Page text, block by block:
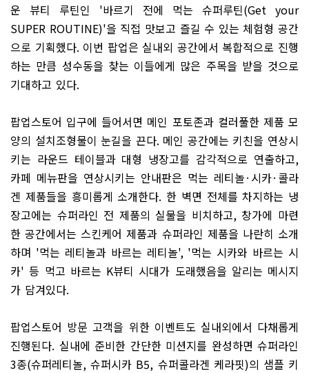
운 뷰티 루틴인 '바르기 전에 먹는 슈퍼루틴(Get your
SUPER ROUTINE)'을 직접 맛보고 즐길 수 있는 체험형 공간
으로 기획했다. 이번 팝업은 실내외 공간에서 복합적으로 진행
하는 만큼 성수동을 찾는 이들에게 많은 주목을 받을 것으로
기대하고 있다.
팝업스토어 입구에 들어서면 메인 포토존과 컬러풀한 제품 모
양의 설치조형물이 눈길을 끈다. 메인 공간에는 키친을 연상시
키는 라운드 테이블과 대형 냉장고를 감각적으로 연출하고,
카페 메뉴판을 연상시키는 안내판은 먹는 레티놀· 시카· 콜라
겐 제품들을 흥미롭게 소개한다. 한 벽면 전체를 차지하는 냉
장고에는 슈퍼라인 전 제품의 실물을 비치하고, 창가에 마련
한 공간에서는 스킨케어 제품과 슈퍼라인 제품을 나란히 소개
하며 '먹는 레티놀과 바르는 레티놀', '먹는 시카와 바르는 시
카'등 먹고 바르는 K뷰티 시대가 도래했음을 알리는 메시지
가 담겨있다.
팝업스토어 방문 고객을 위한 이벤트도 실내외에서 다채롭게
진행된다. 실내에 준비한 간단한 미션지를 완성하면 슈퍼라인
3종(슈퍼레티놀,슈퍼시카 B5, 슈퍼콜라겐 케라핏)의 샘플 키